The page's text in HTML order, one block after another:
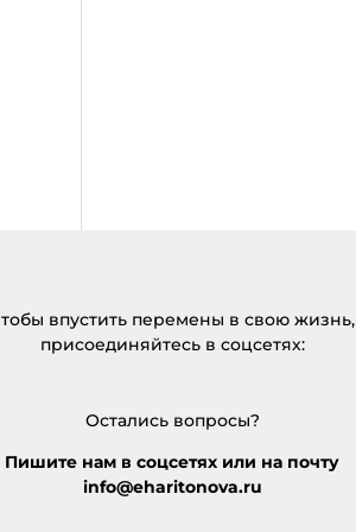
впустить перемены в свою жизнь,
присоединяйтесь в соцсетях:
Остались вопросы?
Пишите нам в соцсетях или на почту
info@eharitonova.ru